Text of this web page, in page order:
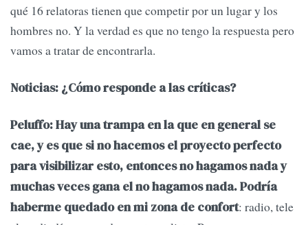
qué 16 relatoras tienen que competir por un lugar y los
hombres no. Y la verdad es que no tengo la respuesta pero
vamos a tratar de encontrarla.
Noticias: ¿Cómo responde a las críticas?
Peluffo: Hay una trampa en la que en general se
cae, y es que si no hacemos el proyecto perfecto
para visibilizar esto, entonces no hagamos nada y
muchas veces gana el no hagamos nada. Podría
haberme quedado en mi zona de confort: radio, tele